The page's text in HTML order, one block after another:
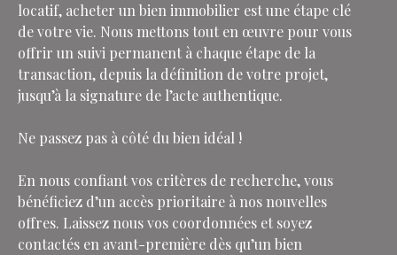
locatif, acheter un bien immobilier est une étape clé
de votre vie. Nous mettons tout en œuvre pour vous
offrir un suivi permanent à chaque étape de la
transaction, depuis la définition de votre projet,
jusqu’à la signature de l’acte authentique.
Ne passez pas à côté du bien idéal !
En nous confiant vos critères de recherche, vous
bénéficiez d’un accès prioritaire à nos nouvelles
offres. Laissez nous vos coordonnées et soyez
contactés en avant-première dès qu’un bien